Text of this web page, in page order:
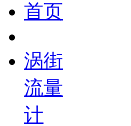
首页
涡街
流量
计